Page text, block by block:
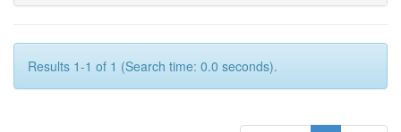
Results 1-1 of 1 (Search time: 0.0 seconds).